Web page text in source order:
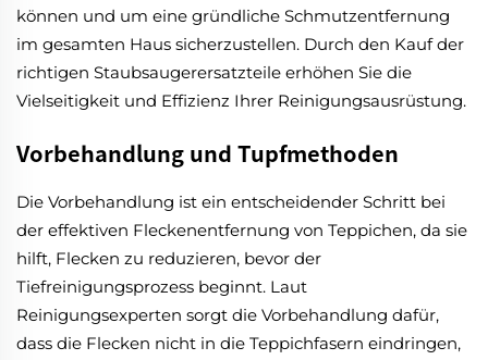
können und um eine gründliche Schmutzentfernung
im gesamten Haus sicherzustellen. Durch den Kauf der
richtigen Staubsaugerersatzteile erhöhen Sie die
Vielseitigkeit und Effizienz Ihrer Reinigungsausrüstung.
Vorbehandlung und Tupfmethoden
Die Vorbehandlung ist ein entscheidender Schritt bei
der effektiven Fleckenentfernung von Teppichen, da sie
hilft, Flecken zu reduzieren, bevor der
Tiefreinigungsprozess beginnt. Laut
Reinigungsexperten sorgt die Vorbehandlung dafür,
dass die Flecken nicht in die Teppichfasern eindringen,